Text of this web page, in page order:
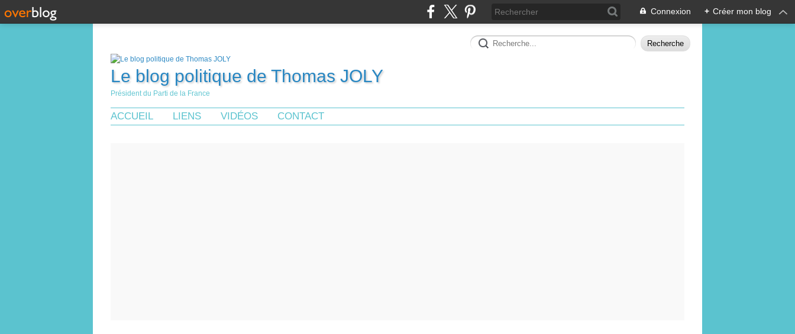
Connexion + Créer mon blog
Le blog politique de Thomas JOLY
Président du Parti de la France
ACCUEIL LIENS VIDÉOS CONTACT